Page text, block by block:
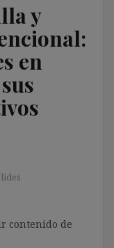
y
en
contenido de